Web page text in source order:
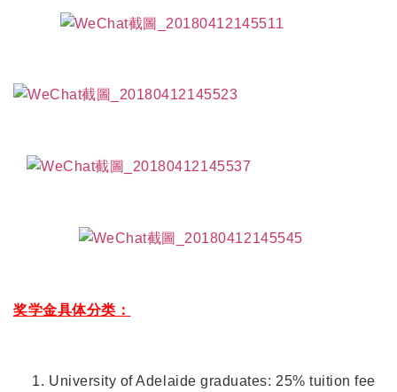
奖学金具体分类：
University of Adelaide graduates: 25% tuition fee